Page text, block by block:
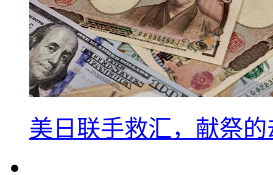
美日联手救汇，献祭